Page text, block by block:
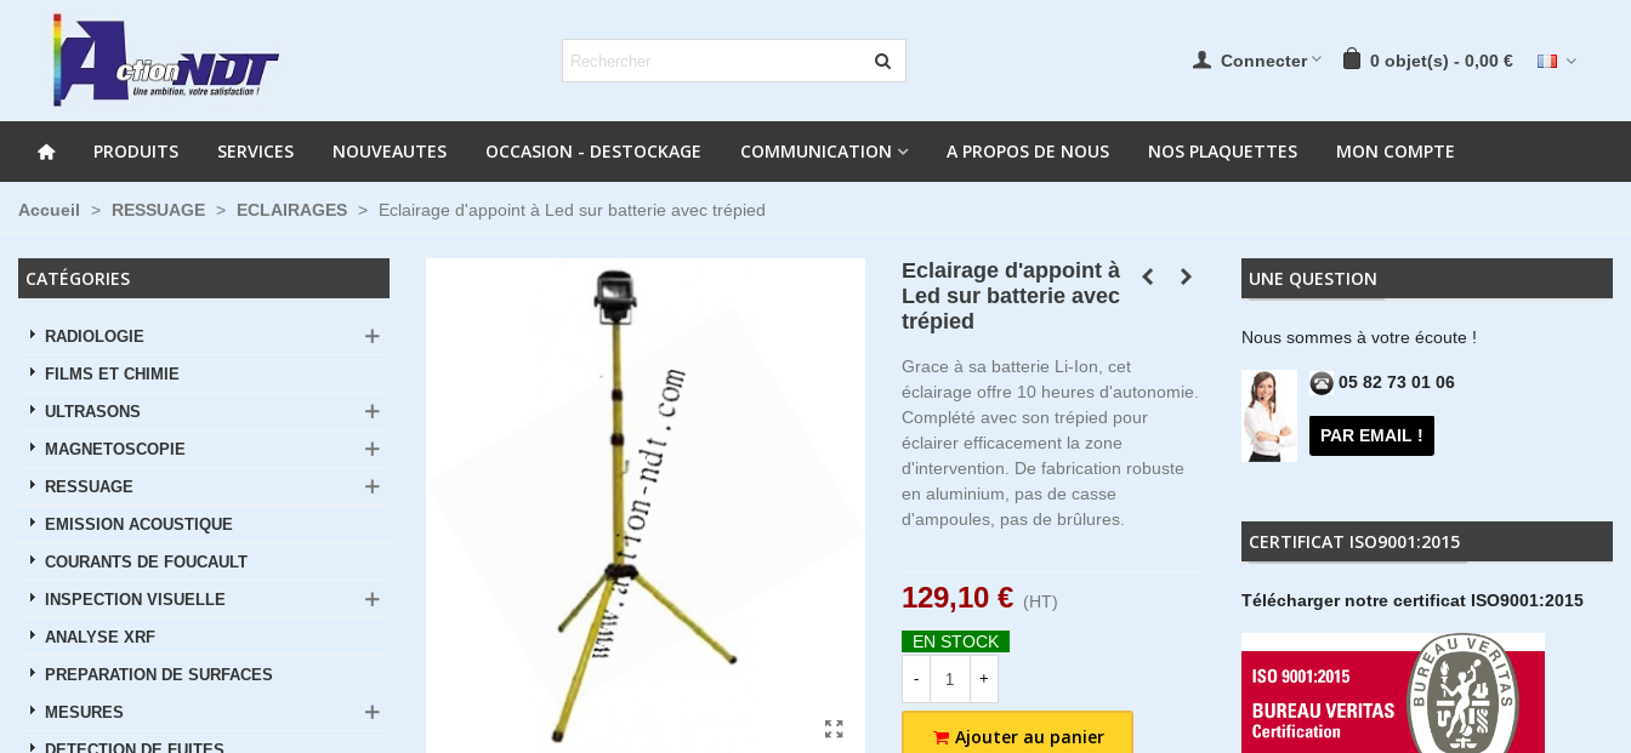
Connecter 0 objet(s) - 0,00 €
PRODUITS SERVICES NOUVEAUTES OCCASION - DESTOCKAGE COMMUNICATION A PROPOS DE NOUS NOS PLAQUETTES MON COMPTE
Accueil > RESSUAGE > ECLAIRAGES > Eclairage d'appoint à Led sur batterie avec trépied
CATÉGORIES
RADIOLOGIE
FILMS ET CHIMIE
ULTRASONS
MAGNETOSCOPIE
RESSUAGE
EMISSION ACOUSTIQUE
COURANTS DE FOUCAULT
INSPECTION VISUELLE
ANALYSE XRF
PREPARATION DE SURFACES
MESURES
UNE QUESTION
Nous sommes à votre écoute !
05 82 73 01 06
PAR EMAIL !
CERTIFICAT ISO9001:2015
Télécharger notre certificat ISO9001:2015
Eclairage d'appoint à
Led sur batterie avec
trépied
Grace à sa batterie Li-Ion, cet
éclairage offre 10 heures d'autonomie.
Complété avec son trépied pour
éclairer efficacement la zone
d'intervention. De fabrication robuste
en aluminium, pas de casse
d'ampoules, pas de brûlures.
129,10 € (HT)
EN STOCK
- +
Ajouter au panier